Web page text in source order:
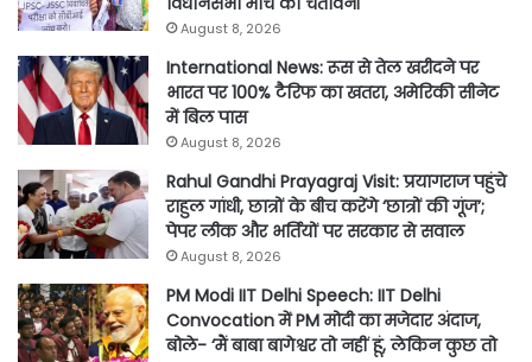
August 8, 2026
International News: रूस से तेल खरीदने पर
भारत पर 100% टैरिफ का खतरा, अमेरिकी सीनेट
में बिल पास
August 8, 2026
Rahul Gandhi Prayagraj Visit: प्रयागराज पहुंचे
राहुल गांधी, छात्रों के बीच करेंगे ‘छात्रों की गूंज’;
पेपर लीक और भर्तियों पर सरकार से सवाल
August 8, 2026
PM Modi IIT Delhi Speech: IIT Delhi
Convocation में PM मोदी का मजेदार अंदाज,
बोले- ‘मैं बाबा बागेश्वर तो नहीं हूं, लेकिन कुछ तो